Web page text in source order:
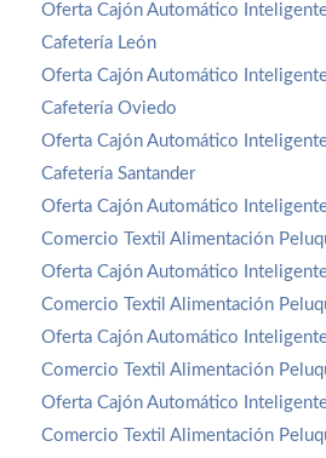
Oferta Cajón Automático
Cafetería León
Oferta Cajón Automático
Cafetería Oviedo
Oferta Cajón Automático
Cafetería Santander
Oferta Cajón Automático
Comercio Textil Alimentación
Oferta Cajón Automático
Comercio Textil Alimentación
Oferta Cajón Automático
Comercio Textil Alimentación
Oferta Cajón Automático
Comercio Textil Alimentación